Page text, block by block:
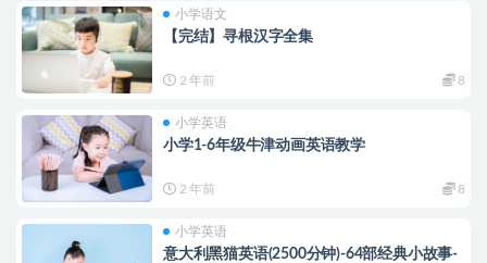
小学语文
【完结】寻根汉字全集
2 年前 8
小学英语
小学1-6年级牛津动画英语教学
2 年前 8
小学英语
意大利黑猫英语(2500分钟)-64部经典小故事-